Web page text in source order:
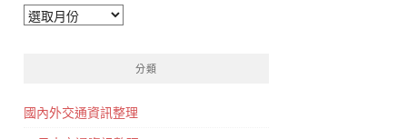
彙
分類
國內外交通資訊整理